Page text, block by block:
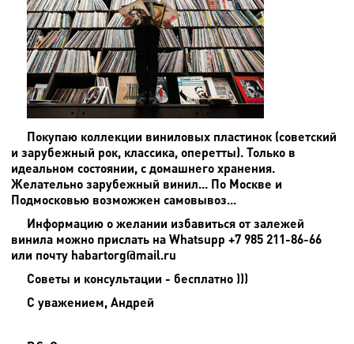
Покупаю коллекции виниловых пластинок (советский
и зарубежный рок, классика, оперетты). Только в
идеальном состоянии, с домашнего хранения.
Желательно зарубежный винил... По Москве и
Подмосковью возможжен самовывоз...
Информацию о желании избавиться от залежей
винила можно прислать на Whatsupp +7 985 211-86-66
или почту habartorg@mail.ru
Советы и консультации - бесплатно )))
С уважением, Андрей